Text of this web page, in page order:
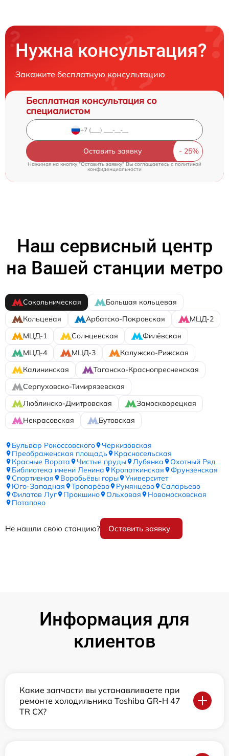
Нужна консультация?
Закажите бесплатную консультацию
Бесплатная консультация со
специалистом
Оставить заявку
Нажимая на кнопку "Оставить заявку" Вы соглашаетесь cполитикой
конфиденциальности
Наш сервисный центр
на Вашей станции метро
Сокольническая
Большая кольцевая
Кольцевая
Арбатско-Покровская
МЦД-2
МЦД-1
Солнцевская
Филёвская
МЦД-4
МЦД-3
Калужско-Рижская
Калининская
Таганско-Краснопресненская
Серпуховско-Тимирязевская
Люблинско-Дмитровская
Замоскворецкая
Некрасовская
Бутовская
Бульвар Рокоссовского
Черкизовская
Преображенская площадь
Красносельская
Красные Ворота
Чистые пруды Лубянка
Охотный Ряд
Библиотека имени Ленина
Кропоткинская
Фрунзенская
Спортивная
Воробьёвы горы
Университет
Юго-Западная
Тропарёво Румянцево
Саларьево
Филатов Луг
Прокшино Ольховая
Новомосковская
Потапово
Не нашли свою станцию? Оставить заявку
Информация для
клиентов
Какие запчасти вы устанавливаете при
ремонте холодильника Toshiba GR-H 47
TR CX?